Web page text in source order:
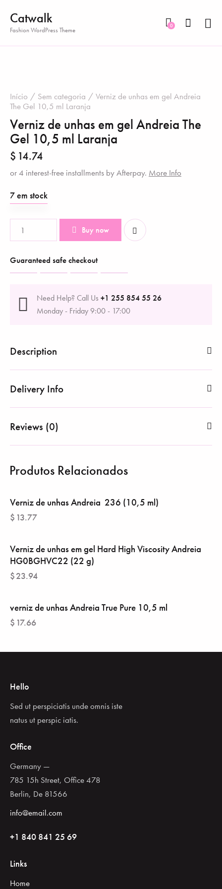
Catwalk
Fashion WordPress Theme
0
Início Sem categoria
Verniz de unhas em gel Andreia
The Gel 10,5 ml Laranja
Verniz de unhas em gel Andreia The
Gel 10,5 ml Laranja
$ 14.74
or 4 interest-free installments by Afterpay. More Info
7 em stock
Buy now
Guaranteed safe checkout
Need Help? Call Us +1 255 854 55 26
Monday - Friday 9:00 - 17:00
Description
Delivery Info
Reviews (0)
Produtos Relacionados
Verniz de unhas Andreia ‎ 236 (10,5 ml)
$ 13.77
Verniz de unhas em gel Hard High Viscosity Andreia
HG0BGHVC22 (22 g)
$23.94
verniz de unhas Andreia True Pure 10,5 ml
$ 17.66
Hello
Sed ut perspiciatis unde omnis iste
natus ut perspic iatis.
Office
Germany —
785 15h Street, Office 478
Berlin, De 81566
info@email.com
+1 840 841 25 69
Links
Home